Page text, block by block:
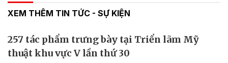
XEM THÊM TIN TỨC - SỰ KIỆN
257 tác phẩm trưng bày tại Triển lãm Mỹ
thuật khu vực V lần thứ 30